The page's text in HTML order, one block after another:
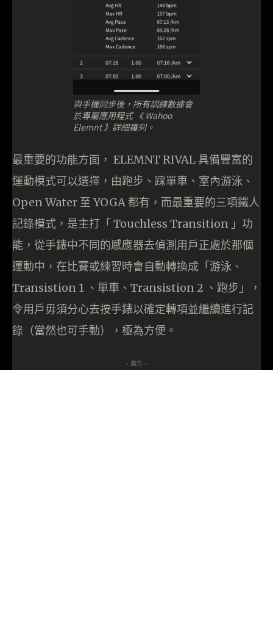
與手機同步後，所有訓練數據會
於專屬應用程式 《 Wahoo
Elemnt 》詳細羅列。
最重要的功能方面， ELEMNT RIVAL 具備豐富的
運動模式可以選擇，由跑步、踩單車、室內游泳、
Open Water 至 YOGA 都有，而最重要的三項鐵人
記錄模式，是主打「 Touchless Transition 」功
能，從手錶中不同的感應器去偵測用戶正處於那個
運動中，在比賽或練習時會自動轉換成「游泳、
Transistion 1 、單車、 Transistion 2 、跑步」，
令用戶毋須分心去按手錶以確定轉項並繼續進行記
錄（當然也可手動），極為方便。
- 廣告 -